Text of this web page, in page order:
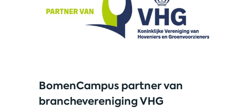
BomenCampus partner van
branchevereniging VHG